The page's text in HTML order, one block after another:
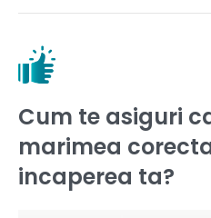
Cum te asiguri
marimea
incaperea ta?